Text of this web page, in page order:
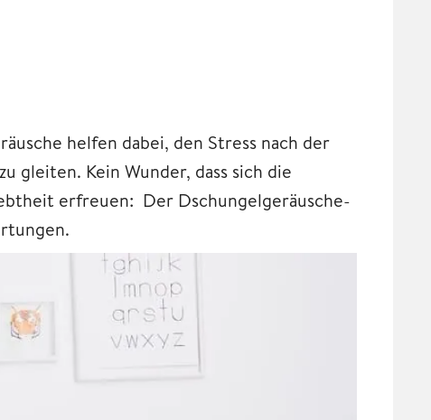
helfen dabei, den Stress nach der
gleiten. Kein Wunder, dass sich die
erfreuen: Der Dschungelgeräusche-